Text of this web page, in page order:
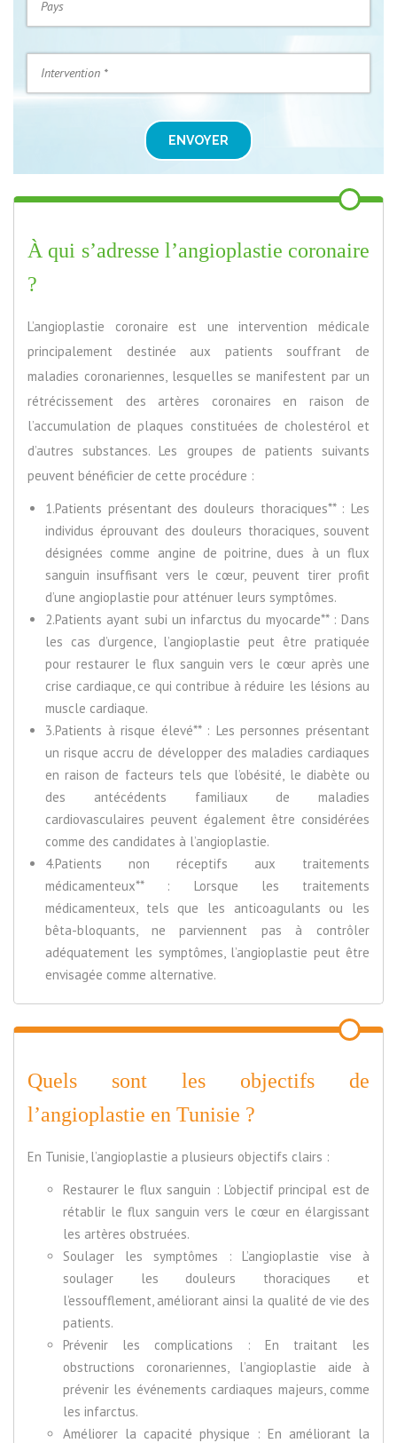
ENVOYER
À qui s’adresse l’angioplastie coronaire
?
L’angioplastie coronaire est une intervention médicale
principalement destinée aux patients souffrant de
maladies coronariennes, lesquelles se manifestent par un
rétrécissement des artères coronaires en raison de
l’accumulation de plaques constituées de cholestérol et
d’autres substances. Les groupes de patients suivants
peuvent bénéficier de cette procédure :
1.Patients présentant des douleurs thoraciques** : Les
individus éprouvant des douleurs thoraciques, souvent
désignées comme angine de poitrine, dues à un flux
sanguin insuffisant vers le cœur, peuvent tirer profit
d’une angioplastie pour atténuer leurs symptômes.
2.Patients ayant subi un infarctus du myocarde** : Dans
les cas d’urgence, l’angioplastie peut être pratiquée
pour restaurer le flux sanguin vers le cœur après une
crise cardiaque, ce qui contribue à réduire les lésions au
muscle cardiaque.
3.Patients à risque élevé** : Les personnes présentant
un risque accru de développer des maladies cardiaques
en raison de facteurs tels que l’obésité, le diabète ou
des antécédents familiaux de maladies
cardiovasculaires peuvent également être considérées
comme des candidates à l’angioplastie.
4.Patients non réceptifs aux traitements
médicamenteux** : Lorsque les traitements
médicamenteux, tels que les anticoagulants ou les
bêta-bloquants, ne parviennent pas à contrôler
adéquatement les symptômes, l’angioplastie peut être
envisagée comme alternative.
Quels sont les objectifs de
l’angioplastie en Tunisie ?
En Tunisie, l’angioplastie a plusieurs objectifs clairs :
Restaurer le flux sanguin : L’objectif principal est de
rétablir le flux sanguin vers le cœur en élargissant
les artères obstruées.
Soulager les symptômes : L’angioplastie vise à
soulager les douleurs thoraciques et
l’essoufflement, améliorant ainsi la qualité de vie des
patients.
Prévenir les complications : En traitant les
obstructions coronariennes, l’angioplastie aide à
prévenir les événements cardiaques majeurs, comme
les infarctus.
Améliorer la capacité physique : En améliorant la